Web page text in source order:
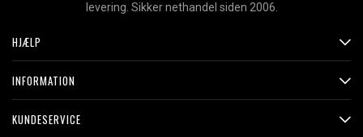
levering. Sikker nethandel siden 2006.
HJÆLP
INFORMATION
KUNDESERVICE